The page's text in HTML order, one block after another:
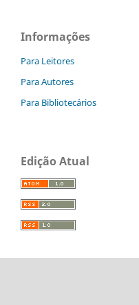
Informações
Para Leitores
Para Autores
Para Bibliotecários
Edição Atual